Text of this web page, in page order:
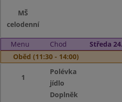
MŠ
celodenní
Menu Chod
Středa
Oběd (11:30 - 14:00)
1
Polévka
jídlo
Doplněk